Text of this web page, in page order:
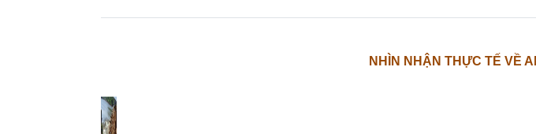
NHÌN NHẬN THỰC TẾ VỀ